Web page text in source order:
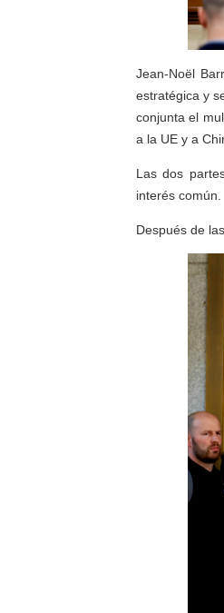
Jean-Noël
estratégica y
conjunta el
a la UE y a
Las dos
interés común.
Después de